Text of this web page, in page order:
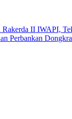
II IWAPI,
Perbankan